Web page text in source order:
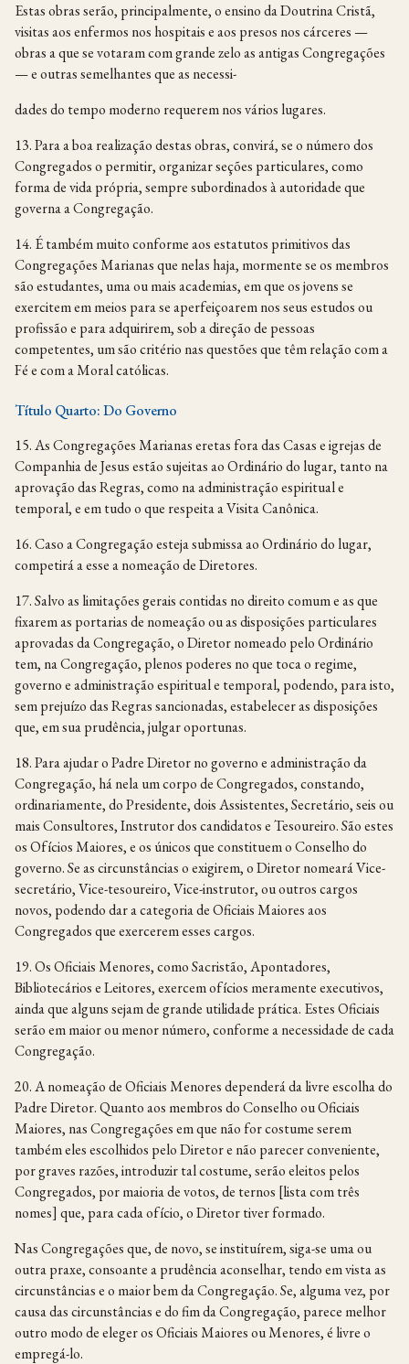
Estas obras serão, principalmente, o ensino da Doutrina Cristã,
visitas aos enfermos nos hospitais e aos presos nos cárceres —
obras a que se votaram com grande zelo as antigas Congregações
— e outras semelhantes que as necessi-
dades do tempo moderno requerem nos vários lugares.
13. Para a boa realização destas obras, convirá, se o número dos
Congregados o permitir, organizar seções particulares, como
forma de vida própria, sempre subordinados à autoridade que
governa a Congregação.
14. É também muito conforme aos estatutos primitivos das
Congregações Marianas que nelas haja, mormente se os membros
são estudantes, uma ou mais academias, em que os jovens se
exercitem em meios para se aperfeiçoarem nos seus estudos ou
profissão e para adquirirem, sob a direção de pessoas
competentes, um são critério nas questões que têm relação com a
Fé e com a Moral católicas.
Título Quarto: Do Governo
15. As Congregações Marianas eretas fora das Casas e igrejas de
Companhia de Jesus estão sujeitas ao Ordinário do lugar, tanto na
aprovação das Regras, como na administração espiritual e
temporal, e em tudo o que respeita a Visita Canônica.
16. Caso a Congregação esteja submissa ao Ordinário do lugar,
competirá a esse a nomeação de Diretores.
17. Salvo as limitações gerais contidas no direito comum e as que
fixarem as portarias de nomeação ou as disposições particulares
aprovadas da Congregação, o Diretor nomeado pelo Ordinário
tem, na Congregação, plenos poderes no que toca o regime,
governo e administração espiritual e temporal, podendo, para isto,
sem prejuízo das Regras sancionadas, estabelecer as disposições
que, em sua prudência, julgar oportunas.
18. Para ajudar o Padre Diretor no governo e administração da
Congregação, há nela um corpo de Congregados, constando,
ordinariamente, do Presidente, dois Assistentes, Secretário, seis ou
mais Consultores, Instrutor dos candidatos e Tesoureiro. São estes
os Ofícios Maiores, e os únicos que constituem o Conselho do
governo. Se as circunstâncias o exigirem, o Diretor nomeará Vice-
secretário, Vice-tesoureiro, Vice-instrutor, ou outros cargos
novos, podendo dar a categoria de Oficiais Maiores aos
Congregados que exercerem esses cargos.
19. Os Oficiais Menores, como Sacristão, Apontadores,
Bibliotecários e Leitores, exercem ofícios meramente executivos,
ainda que alguns sejam de grande utilidade prática. Estes Oficiais
serão em maior ou menor número, conforme a necessidade de cada
Congregação.
20. A nomeação de Oficiais Menores dependerá da livre escolha do
Padre Diretor. Quanto aos membros do Conselho ou Oficiais
Maiores, nas Congregações em que não for costume serem
também eles escolhidos pelo Diretor e não parecer conveniente,
por graves razões, introduzir tal costume, serão eleitos pelos
Congregados, por maioria de votos, de ternos [lista com três
nomes] que, para cada ofício, o Diretor tiver formado.
Nas Congregações que, de novo, se instituírem, siga-se uma ou
outra praxe, consoante a prudência aconselhar, tendo em vista as
circunstâncias e o maior bem da Congregação. Se, alguma vez, por
causa das circunstâncias e do fim da Congregação, parece melhor
outro modo de eleger os Oficiais Maiores ou Menores, é livre o
empregá-lo.